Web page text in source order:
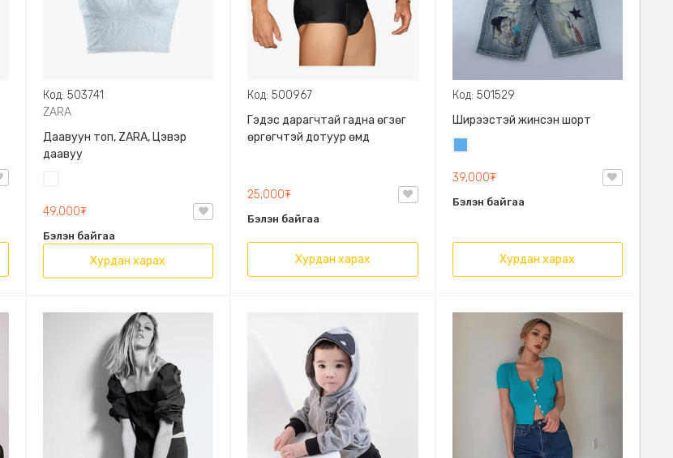
Код: 503741
ZARA
Даавуун топ, ZARA, Цэвэр
даавуу
49,000₮
Бэлэн байгаа
Хурдан харах
Код: 500967
Гэдэс дарагчтай гадна өгзөг
өргөгчтэй дотуур өмд
25,000₮
Бэлэн байгаа
Хурдан харах
Код: 501529
Ширээстэй жинсэн шорт
39,000₮
Бэлэн байгаа
Хурдан харах